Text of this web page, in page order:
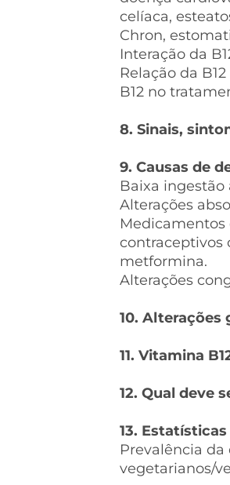
celíaca,
Chron,
Interação da
Relação da
B12 no
8. Sinais,
9. Causas de
Baixa ingestão
Alterações
Medicamentos
contraceptivos
metformina.
Alterações
10. Alterações
11. Vitamina
12. Qual deve
13.
Prevalência
vegetarianos/